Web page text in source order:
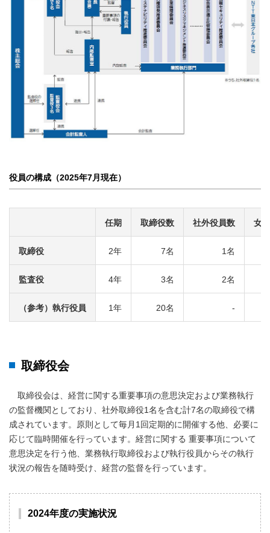
役員の構成（2025年7月現在）
任期 取締役数 社外役員数 女
取締役 2年 7名 1名
監査役 4年 3名 2名
（参考）執行役員 1年 20名 -
取締役会
取締役会は、経営に関する重要事項の意思決定および業務執行
の監督機関としており、社外取締役1名を含む計7名の取締役で構
成されています。原則として毎月1回定期的に開催する他、必要に
応じて臨時開催を行っています。経営に関する 重要事項について
意思決定を行う他、業務執行取締役および執行役員からその執行
状況の報告を随時受け、経営の監督を行っています。
2024年度の実施状況